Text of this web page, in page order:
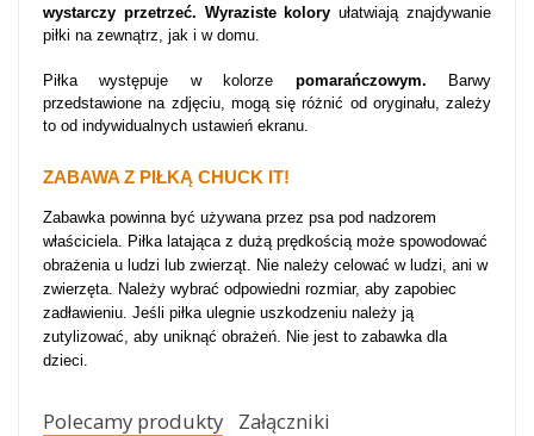
wystarczy przetrzeć. Wyraziste koloryułatwiają znajdywanie
piłki na zewnątrz, jak i w domu.
Piłka występuje w kolorze pomarańczowym.
Barwy
przedstawione na zdjęciu, mogą się różnić od oryginału, zależy
to od indywidualnych ustawień ekranu.
ZABAWA Z PIŁKĄ CHUCK IT!
Zabawka powinna być używana przez psa pod nadzorem
właściciela. Piłka latająca z dużą prędkością może spowodować
obrażenia u ludzi lub zwierząt. Nie należy celować w ludzi, ani w
zwierzęta. Należy wybrać odpowiedni rozmiar, aby zapobiec
zadławieniu. Jeśli piłka ulegnie uszkodzeniu należy ją
zutylizować, aby uniknąć obrażeń. Nie jest to zabawka dla
dzieci.
Polecamy produkty Załączniki